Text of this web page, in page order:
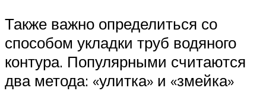
Также важно определиться со
способом укладки труб водяного
контура. Популярными считаются
два метода: «улитка» и «змейка»